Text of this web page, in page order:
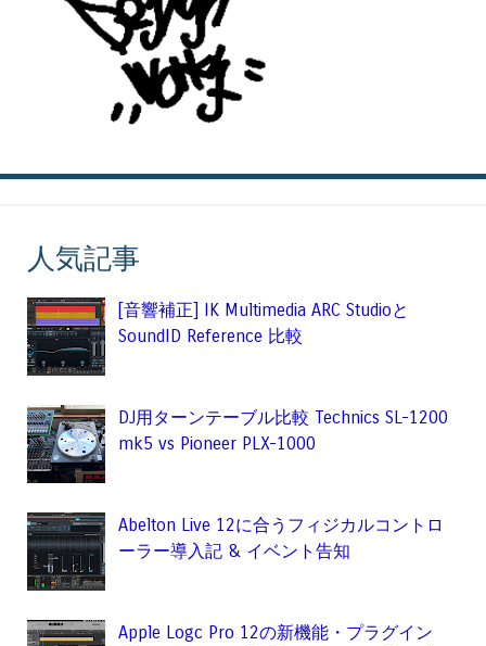
人気記事
[音響補正] IK Multimedia ARC Studioと
SoundID Reference 比較
DJ用ターンテーブル比較 Technics SL-1200
mk5 vs Pioneer PLX-1000
Abelton Live 12に合うフィジカルコントロ
ーラー導入記 & イベント告知
Apple Logc Pro 12の新機能・プラグイン